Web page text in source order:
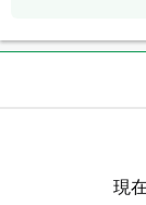
現